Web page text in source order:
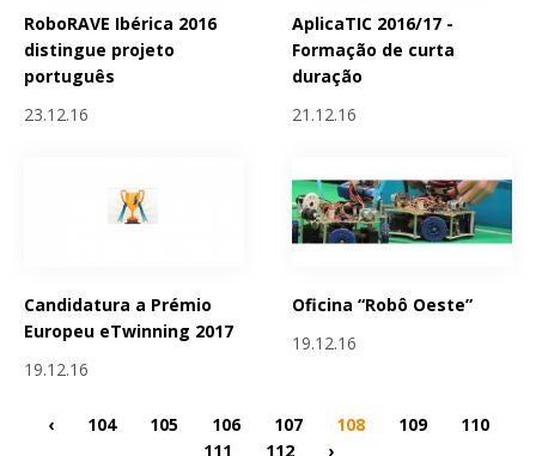
RoboRAVE Ibérica 2016
distingue projeto
português
23.12.16
AplicaTIC 2016/17 -
Formação de curta
duração
21.12.16
Candidatura a Prémio
Europeu eTwinning 2017
19.12.16
Oficina “Robô Oeste”
19.12.16
‹ 104 105 106 107 108 109
110
111
112 ›